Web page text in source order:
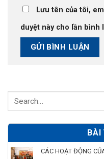
BÀI
CÁC HOẠT ĐỘNG
Lưu tên của tôi,
duyệt này cho lần bình